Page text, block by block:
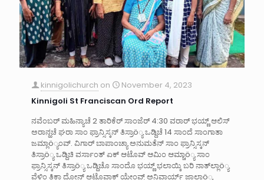
kinnigolichurch on
November 4, 2023
Kinnigoli St Franciscan Ord Report
ನವೆಂಬರ್ ಮಹಿನ್ಯಾಚೆ 2 ತಾರಿಕೆರ್ ಸಾಂಜೆರ್ 4:30 ವರಾರ್ ಭಯ್ಣ್ ಆಲಿಸ್
ಅರಾನ್ಹಚೆ ಘರಾ ಸಾಂ ಫ್ರಾನ್ಸಿಸ್ಕನ್ ತಿಸ್ರಾö್ಯ ಒಡ್ದಿಚೆ 14 ಸಾಂದೆ ಸಾಂಗಾತಾ
ಜಮ್ಲಾö್ಯಂವ್. ವಿಗಾರ್ ಬಾಪಾಂಚ್ಯಾ ಅನುಮತೆನ್ ಸಾಂ ಫ್ರಾನ್ಸಿಸ್ಕನ್
ತಿಸ್ರಾö್ಯ ಒಡ್ದಿಚಿ ವರ್ಸಾಂತ್ ಏಕ್ ಆಟೊವ್ ಆಮಿಂ ಆಮ್ಚಾö್ಯ ಸಾಂ
ಫ್ರಾನ್ಸಿಸ್ಕನ್ ತಿಸ್ರಾö್ಯ ಒಡ್ದಿಚೊ ಸಾಂದೊ ಭಯ್ಣ್ ಭಲಾಯ್ಕಿ ಬರಿ ನಾತ್‌ಲ್ಲಾö್ಯ
ವೆಳಿಂ ತಿಕಾ ದೋನ್ ಆಟೊವಾಕ್ ಯೇಂವ್ಕ್ ಅನಿವಾರ್ಯ್ ಜಾಲ್ಲಾö್ಯ